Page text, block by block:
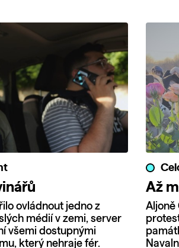
ovládnout jedno z
médií v zemi, server
všemi dostupnými
který nehraje fér.
Až
Aljoně